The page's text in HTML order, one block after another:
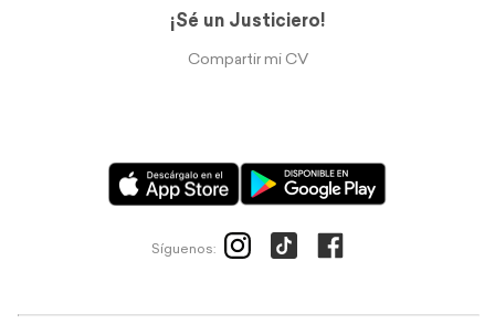
¡Sé un Justiciero!
Compartir mi CV
Síguenos: